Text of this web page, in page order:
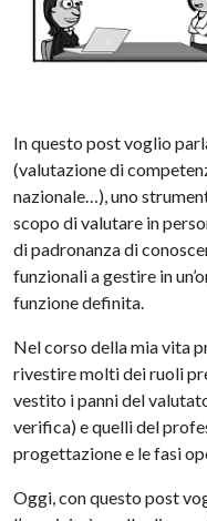
In questo post voglio
(valutazione di
nazionale…), uno
scopo di valutare in
di padronanza di
funzionali a gestire in
funzione definita.
Nel corso della mia vita
rivestire molti dei ruoli
vestito i panni del
verifica) e quelli del
progettazione e le fasi
Oggi, con questo post